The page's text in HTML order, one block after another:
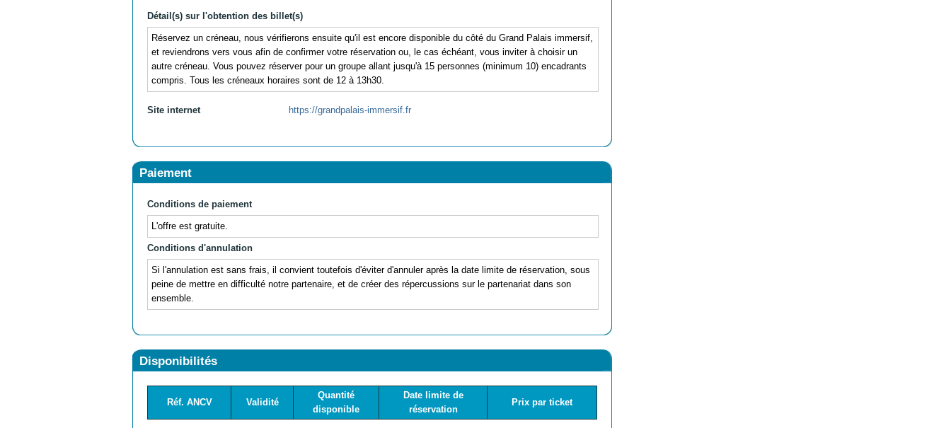
Détail(s) sur l'obtention des billet(s)
Réservez un créneau, nous vérifierons ensuite qu'il est encore disponible du côté du Grand Palais immersif,
et reviendrons vers vous afin de confirmer votre réservation ou, le cas échéant, vous inviter à choisir un
autre créneau. Vous pouvez réserver pour un groupe allant jusqu'à 15 personnes (minimum 10) encadrants
compris. Tous les créneaux horaires sont de 12 à 13h30.
Site internet https://grandpalais-immersif.fr
Paiement
Conditions de paiement
L'offre est gratuite.
Conditions d'annulation
Si l'annulation est sans frais, il convient toutefois d'éviter d'annuler après la date limite de réservation, sous
peine de mettre en difficulté notre partenaire, et de créer des répercussions sur le partenariat dans son
ensemble.
Disponibilités
Réf. ANCV Validité
Quantité
disponible
Date limite de
réservation
Prix par ticket